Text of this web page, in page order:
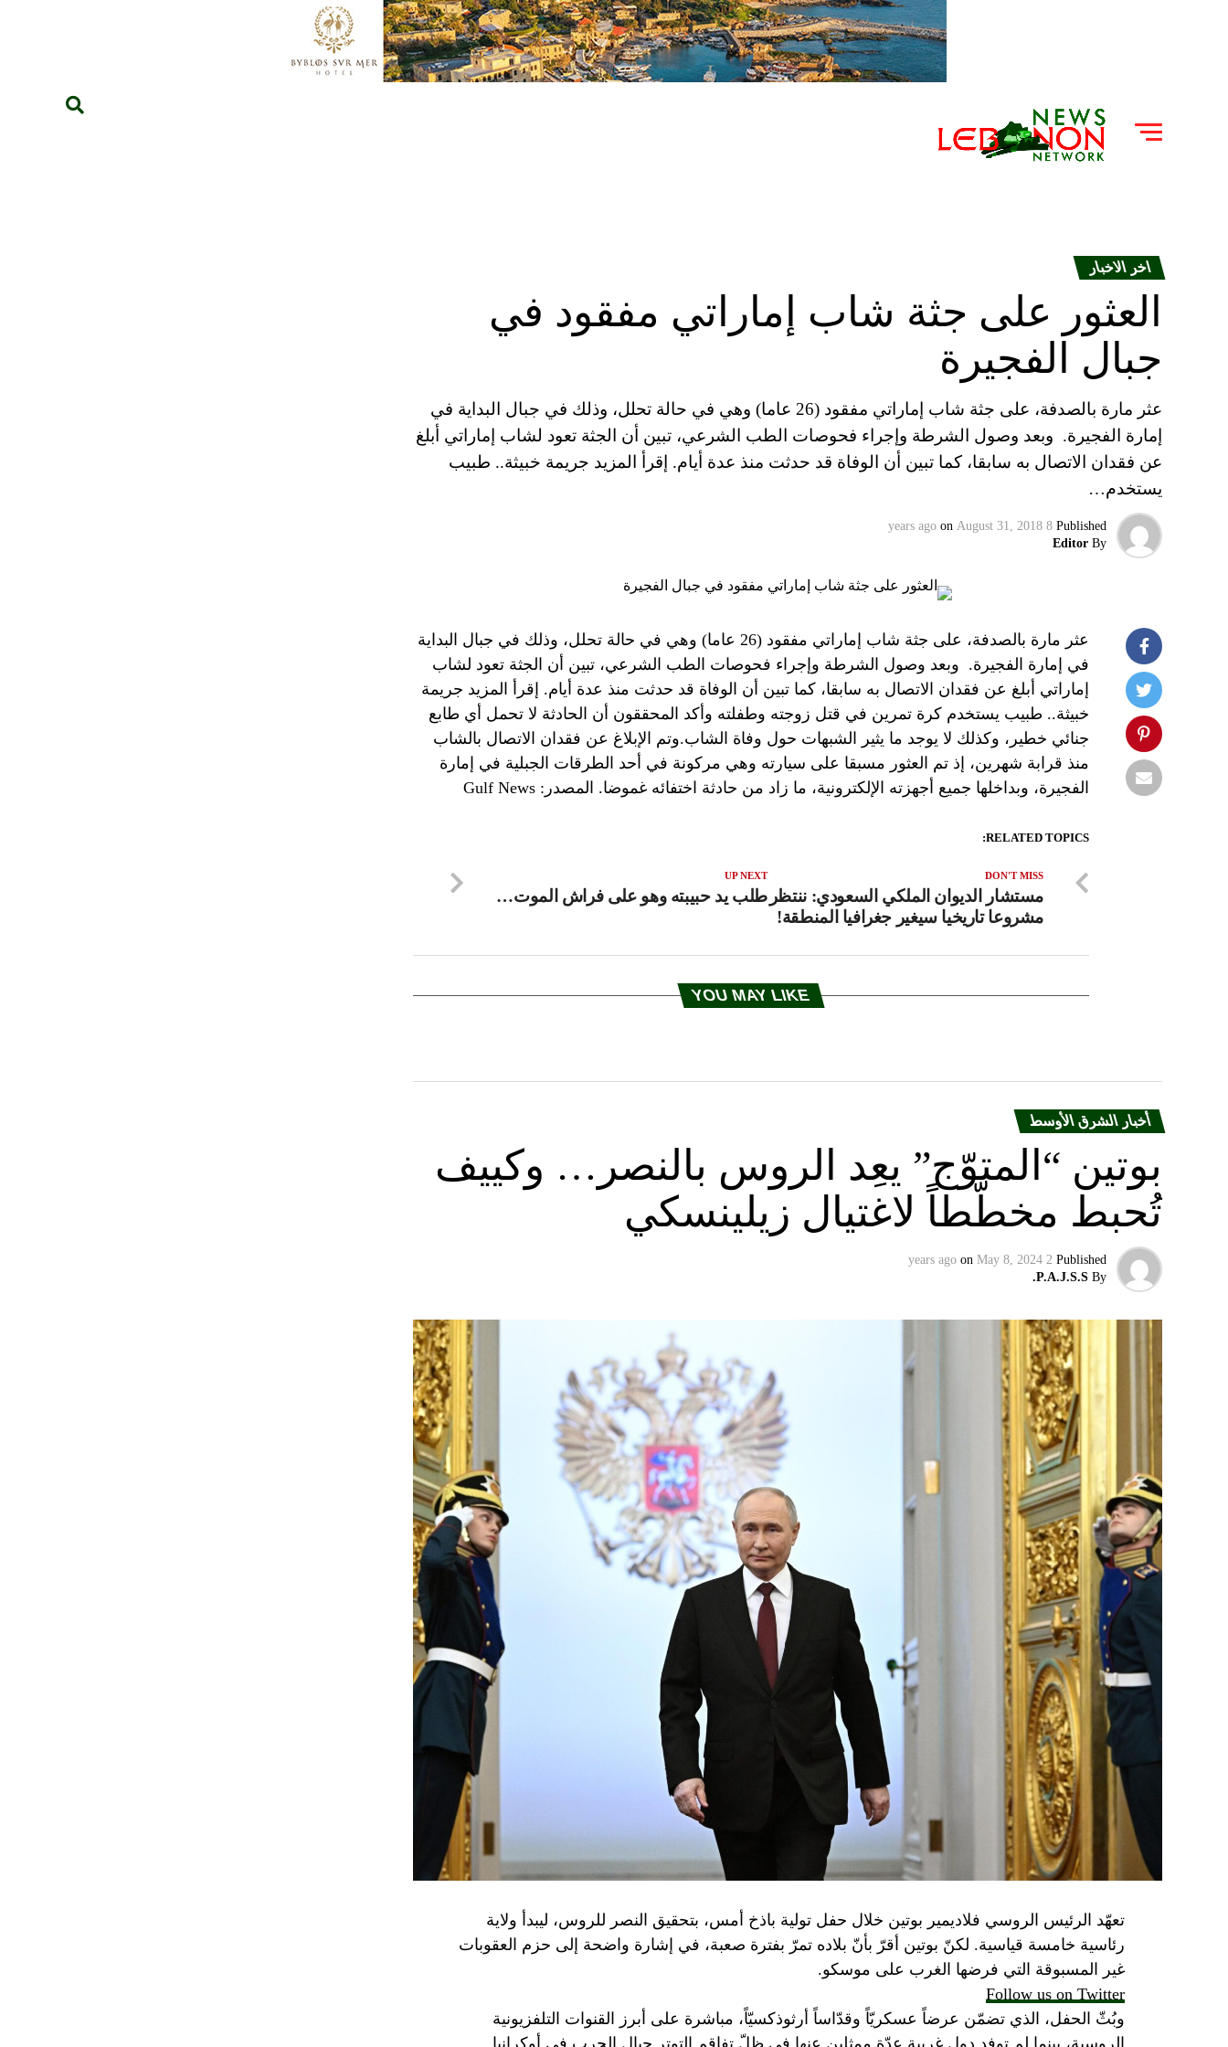
اخر الاخبار
العثور على جثة شاب إماراتي مفقود في
جبال الفجيرة
عثر مارة بالصدفة، على جثة شاب إماراتي مفقود (26 عاما) وهي في حالة تحلل، وذلك في جبال البداية في
إمارة الفجيرة. وبعد وصول الشرطة وإجراء فحوصات الطب الشرعي، تبين أن الجثة تعود لشاب إماراتي أبلغ
عن فقدان الاتصال به سابقا، كما تبين أن الوفاة قد حدثت منذ عدة أيام. إقرأ المزيد جريمة خبيثة.. طبيب
يستخدم…
Published
8 years ago
on August 31, 2018
By
Editor
عثر مارة بالصدفة، على جثة شاب إماراتي مفقود (26 عاما) وهي في حالة تحلل، وذلك في جبال البداية
في إمارة الفجيرة. وبعد وصول الشرطة وإجراء فحوصات الطب الشرعي، تبين أن الجثة تعود لشاب
إماراتي أبلغ عن فقدان الاتصال به سابقا، كما تبين أن الوفاة قد حدثت منذ عدة أيام. إقرأ المزيد جريمة
خبيثة.. طبيب يستخدم كرة تمرين في قتل زوجته وطفلته وأكد المحققون أن الحادثة لا تحمل أي طابع
جنائي خطير، وكذلك لا يوجد ما يثير الشبهات حول وفاة الشاب.وتم الإبلاغ عن فقدان الاتصال بالشاب
منذ قرابة شهرين، إذ تم العثور مسبقا على سيارته وهي مركونة في أحد الطرقات الجبلية في إمارة
الفجيرة، وبداخلها جميع أجهزته الإلكترونية، ما زاد من حادثة اختفائه غموضا. المصدر: Gulf News
RELATED TOPICS:
UP NEXT
طلب يد حبيبته وهو على فراش الموت…
DON'T MISS
مستشار الديوان الملكي السعودي: ننتظر
مشروعا تاريخيا سيغير جغرافيا المنطقة!
YOU MAY LIKE
أخبار الشرق الأوسط
بوتين “المتوّج” يعِد الروس بالنصر… وكييف
تُحبط مخطّطاً لاغتيال زيلينسكي
Published
2 years ago
on May 8, 2024
By
P.A.J.S.S.
تعهّد الرئيس الروسي فلاديمير بوتين خلال حفل تولية باذخ أمس، بتحقيق النصر للروس، ليبدأ ولاية
رئاسية خامسة قياسية. لكنّ بوتين أقرّ بأنّ بلاده تمرّ بفترة صعبة، في إشارة واضحة إلى حزم العقوبات
غير المسبوقة التي فرضها الغرب على موسكو.
Follow us on Twitter
وبُثّ الحفل، الذي تضمّن عرضاً عسكريّاً وقدّاساً أرثوذكسيّاً، مباشرة على أبرز القنوات التلفزيونية